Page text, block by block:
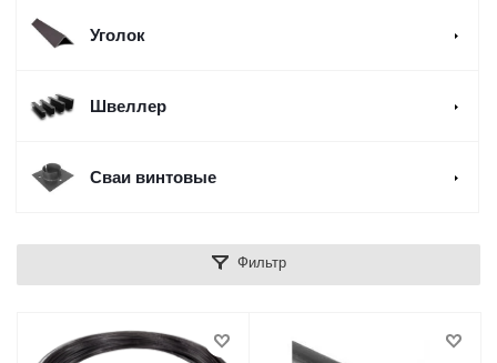
Уголок
Швеллер
Сваи винтовые
Фильтр